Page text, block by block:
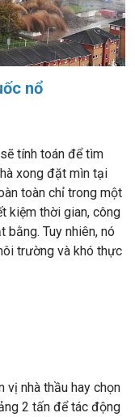
nổ
tính toán để tìm
xong đặt mìn tại
toàn chỉ trong một
kiệm thời gian, công
Tuy nhiên, nó
trường và khó thực
nhà thầu hay chọn
2 tấn để tác động